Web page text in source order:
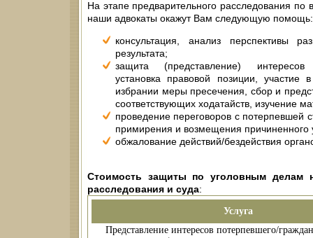
На этапе предварительного расследования по
наши адвокаты окажут Вам следующую помощь:
консультация, анализ перспективы
результата;
защита (представление) интересов
установка правовой позиции, участие
избрании меры пресечения, сбор и
соответствующих ходатайств, изучение
проведение переговоров с потерпевшей
примирения и возмещения
обжалование действий/бездействия
Стоимость защиты по уголовным делам
расследования и суда:
Услуга
Представление интересов потерпевшего/